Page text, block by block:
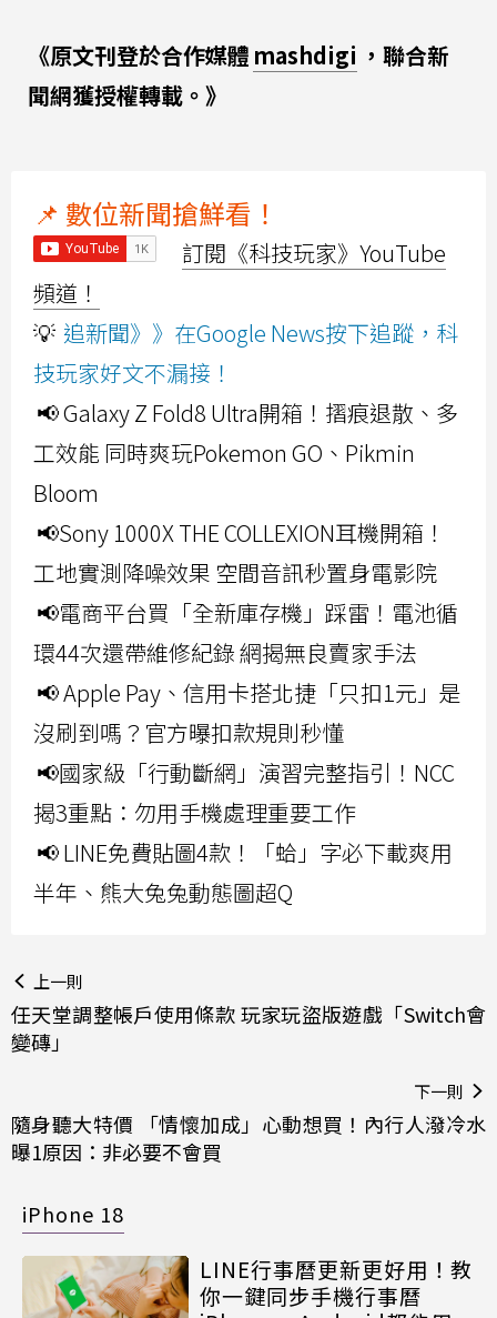
《原文刊登於合作媒體 mashdigi ，聯合新
聞網獲授權轉載。》
📌 數位新聞搶鮮看！
訂閱《科技玩家》YouTube
頻道！
💡 追新聞》》在Google News按下追蹤，科
技玩家好文不漏接！
📢 Galaxy Z Fold8 Ultra開箱！摺痕退散、多
工效能 同時爽玩Pokemon GO、Pikmin
Bloom
📢Sony 1000X THE COLLEXION耳機開箱！
工地實測降噪效果 空間音訊秒置身電影院
📢電商平台買「全新庫存機」踩雷！電池循
環44次還帶維修紀錄 網揭無良賣家手法
📢 Apple Pay、信用卡搭北捷「只扣1元」是
沒刷到嗎？官方曝扣款規則秒懂
📢國家級「行動斷網」演習完整指引！NCC
揭3重點：勿用手機處理重要工作
📢 LINE免費貼圖4款！「蛤」字必下載爽用
半年、熊大兔兔動態圖超Q
上一則
任天堂調整帳戶使用條款 玩家玩盜版遊戲「Switch會
變磚」
下一則
隨身聽大特價 「情懷加成」心動想買！內行人潑冷水
曝1原因：非必要不會買
iPhone 18
LINE行事曆更新更好用！教
你一鍵同步手機行事曆